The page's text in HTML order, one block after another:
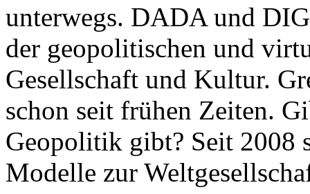
unterwegs. DADA und
der geopolitischen und
Gesellschaft und Kultur.
schon seit frühen Zeiten.
Geopolitik gibt? Seit 2008
Modelle zur